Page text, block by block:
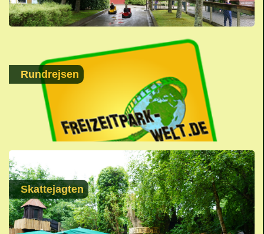
Rundrejsen
Skattejagten